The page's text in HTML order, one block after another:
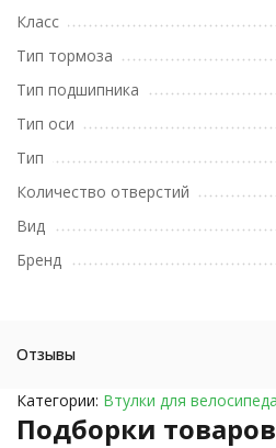
Класс
Тип тормоза
Тип подшипника
Тип оси
Тип
Количество отверстий
Вид
Бренд
Отзывы
Категории: Втулки для велосипеда
Подборки